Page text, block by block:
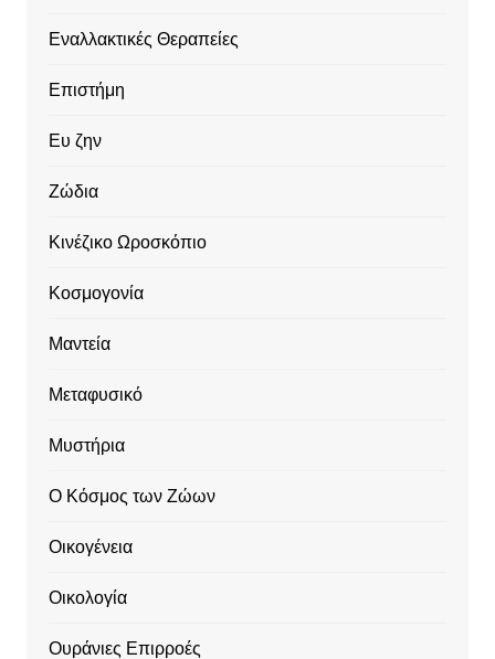
Εναλλακτικές Θεραπείες
Επιστήμη
Ευ ζην
Ζώδια
Κινέζικο Ωροσκόπιο
Κοσμογονία
Μαντεία
Μεταφυσικό
Μυστήρια
Ο Κόσμος των Ζώων
Οικογένεια
Οικολογία
Ουράνιες Επιρροές